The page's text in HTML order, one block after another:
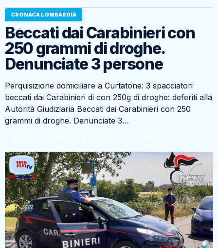
CRONACA LOMBARDIA
Beccati dai Carabinieri con
250 grammi di droghe.
Denunciate 3 persone
Perquisizione domiciliare a Curtatone: 3 spacciatori
beccati dai Carabinieri di con 250g di droghe: deferiti alla
Autorità Giudiziaria Beccati dai Carabinieri con 250
grammi di droghe. Denunciate 3…